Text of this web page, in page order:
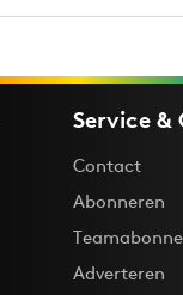
Service
Contact
Abonneren
Adverteren